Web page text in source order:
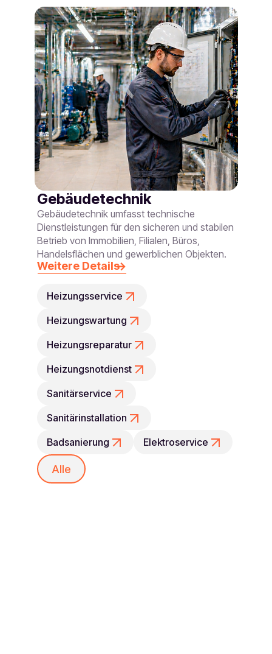
Gebäudetechnik
Gebäudetechnik umfasst technische
Dienstleistungen für den sicheren und stabilen
Betrieb von Immobilien, Filialen, Büros,
Handelsflächen und gewerblichen Objekten.
Weitere Details
Heizungsservice
Heizungswartung
Heizungsreparatur
Heizungsnotdienst
Sanitärservice
Sanitärinstallation
Badsanierung
Elektroservice
Alle